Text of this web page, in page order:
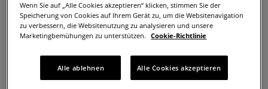
Wenn Sie auf „Alle Cookies akzeptieren“ klicken, stimmen Sie der
Speicherung von Cookies auf Ihrem Gerät zu, um die Websitenavigation
zu verbessern, die Websitenutzung zu analysieren und unsere
Marketingbemühungen zu unterstützen.
Cookie-Richtlinie
Alle ablehnen Alle Cookies akzeptieren